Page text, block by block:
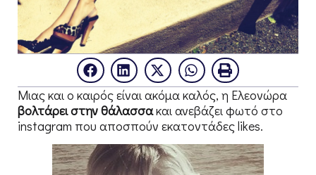
Μιας και ο καιρός είναι ακόμα καλός, η Ελεονώρα
βολτάρει στην θάλασσακαι ανεβάζει φωτό στο
instagram που αποσπούν εκατοντάδες likes.